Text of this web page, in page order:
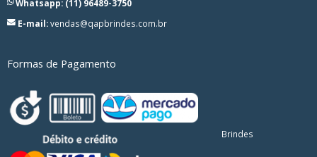
Whatsapp: (11) 96489-3750
E-mail:vendas@qapbrindes.com.br
Formas de Pagamento
Brindes